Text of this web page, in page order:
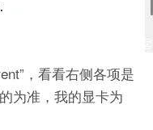
，看看右侧各项是
为准，我的显卡为